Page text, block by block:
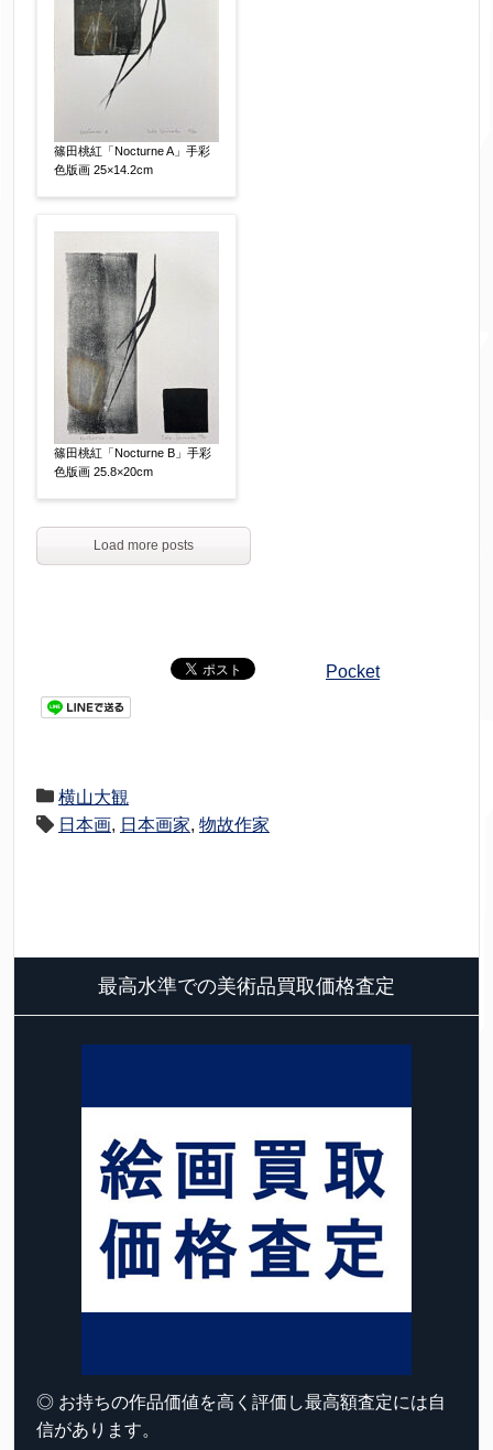
篠田桃紅「Nocturne A」手彩
色版画 25×14.2cm
篠田桃紅「Nocturne B」手彩
色版画 25.8×20cm
Load more posts
Pocket
横山大観
日本画, 日本画家, 物故作家
最高水準での美術品買取価格査定
◎ お持ちの作品価値を高く評価し最高額査定には自
信があります。